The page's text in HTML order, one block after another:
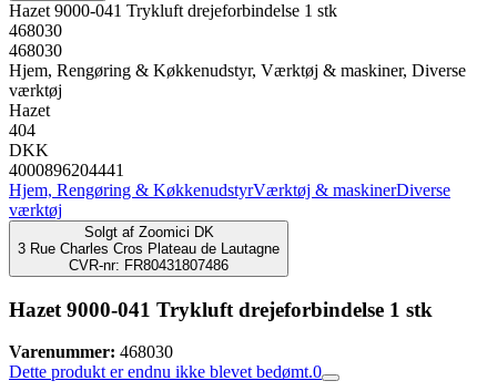
Hazet 9000-041 Trykluft drejeforbindelse 1 stk
468030
468030
Hjem, Rengøring & Køkkenudstyr, Værktøj & maskiner, Diverse
værktøj
Hazet
404
DKK
4000896204441
Hjem, Rengøring & KøkkenudstyrVærktøj & maskinerDiverse
værktøj
Solgt af Zoomici DK
3 Rue Charles Cros Plateau de Lautagne
CVR-nr: FR80431807486
Hazet 9000-041 Trykluft drejeforbindelse 1 stk
Varenummer: 468030
Dette produkt er endnu ikke blevet bedømt.0